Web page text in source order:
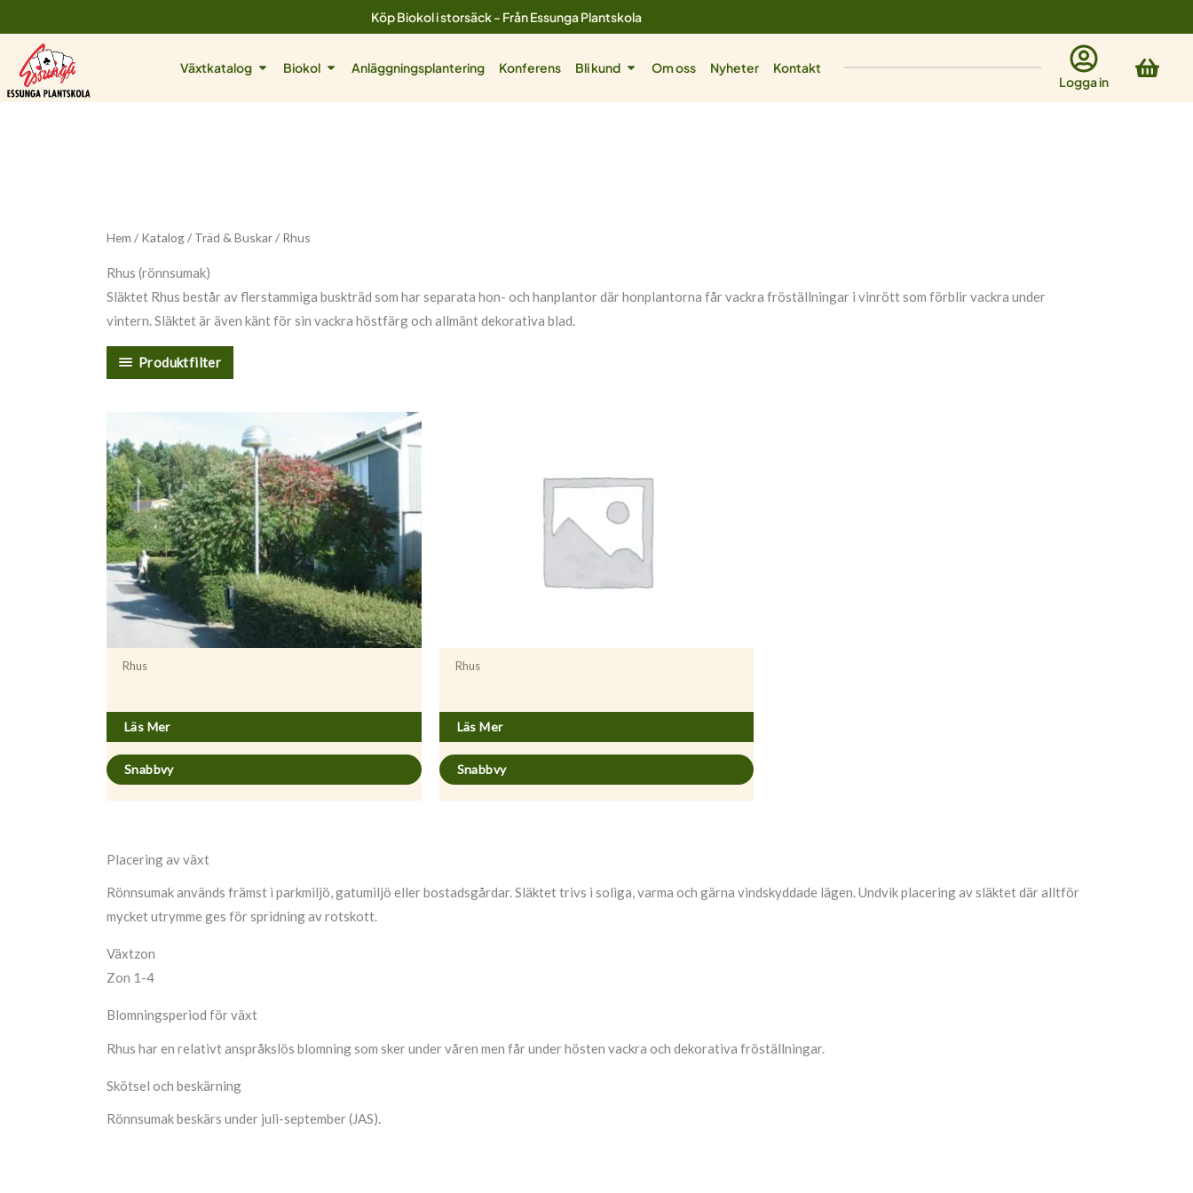
till
innehåll
Köp Biokol i storsäck - Från Essunga Plantskola
Växtkatalog Öppna Växtkatalog
Biokol Öppna Biokol
Anläggningsplantering Konferens Bli kund Öppna Bli kund
Om oss Nyheter
Kontakt
Logga in
Hem / Katalog/ Träd & Buskar/ Rhus
Rhus (rönnsumak)
Släktet Rhus består av flerstammiga buskträd som har separata hon- och hanplantor där honplantorna får vackra fröställningar i vinrött som förblir vackra under
vintern. Släktet är även känt för sin vackra höstfärg och allmänt dekorativa blad.
Produktfilter
Rhus
Läs Mer
Snabbvy
Rhus
Läs Mer
Snabbvy
Placering av växt
Rönnsumak används främst i parkmiljö, gatumiljö eller bostadsgårdar. Släktet trivs i soliga, varma och gärna vindskyddade lägen. Undvik placering av släktet där alltför
mycket utrymme ges för spridning av rotskott.
Växtzon
Zon 1-4
Blomningsperiod för växt
Rhus har en relativt anspråkslös blomning som sker under våren men får under hösten vackra och dekorativa fröställningar.
Skötsel och beskärning
Rönnsumak beskärs under juli-september (JAS).